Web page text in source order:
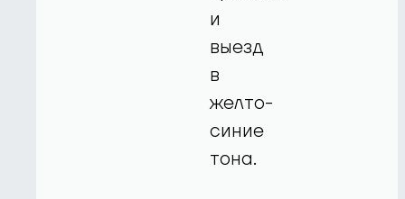
и
выезд
в
желто-
синие
тона.